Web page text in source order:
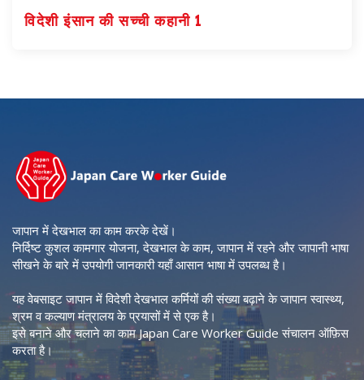
विदेशी इंसान की सच्ची कहानी 1
जापान में देखभाल का काम करके देखें।
निर्दिष्ट कुशल कामगार योजना, देखभाल के काम, जापान में रहने और जापानी भाषा
सीखने के बारे में उपयोगी जानकारी यहाँ आसान भाषा में उपलब्ध है।
यह वेबसाइट जापान में विदेशी देखभाल कर्मियों की संख्या बढ़ाने के जापान स्वास्थ्य,
श्रम व कल्याण मंत्रालय के प्रयासों में से एक है।
इसे बनाने और चलाने का काम Japan Care Worker Guide संचालन ऑफ़िस
करता है।